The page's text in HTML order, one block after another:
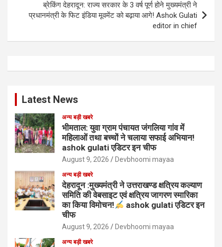
ब्रेकिंग देहरादून: राज्य सरकार के 3 वर्ष पूर्ण होने मुख्यमंत्री ने
प्रधानमंत्री के फिट इंडिया मूवमेंट को बढ़ाया आगे! Ashok Gulati
editor in chief
Latest News
अन्य बड़ी खबरे
भीमताल: युवा ग्राम पंचायत जंगलिया गांव में
महिलाओं तथा बच्चों ने चलाया सफाई अभियान!
ashok gulati एडिटर इन चीफ
August 9, 2026 Devbhoomi mayaa
अन्य बड़ी खबरे
देहरादून :मुख्यमंत्री ने उत्तराखण्ड क्षत्रिय कल्याण
समिति की वेबसाइट एवं क्षत्रिय जागरण स्मारिका
का किया विमोचन!
ashok gulati एडिटर इन
चीफ
August 9, 2026 Devbhoomi mayaa
अन्य बड़ी खबरे